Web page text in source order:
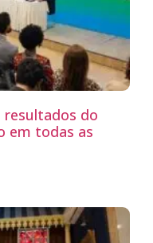
resultados do
em todas as